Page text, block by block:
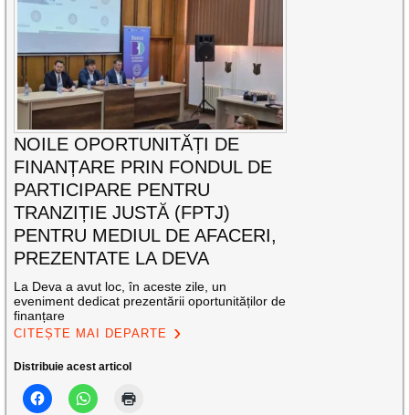
NOILE OPORTUNITĂȚI DE
FINANȚARE PRIN FONDUL DE
PARTICIPARE PENTRU
TRANZIȚIE JUSTĂ (FPTJ)
PENTRU MEDIUL DE AFACERI,
PREZENTATE LA DEVA
La Deva a avut loc, în aceste zile, un
eveniment dedicat prezentării oportunităților de
finanțare
CITEȘTE MAI DEPARTE
Distribuie acest articol